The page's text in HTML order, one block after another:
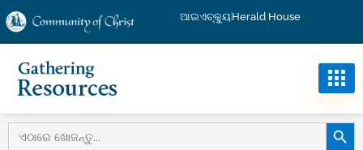
ଆଇଏଚ୍କ୍ୟୁHerald House
ଖୋଜନ୍ତୁ:
ସନ୍ଧାନ